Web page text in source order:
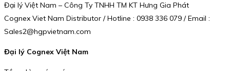
Đại lý Việt Nam – Công Ty TNHH TM KT Hưng Gia Phát
Cognex Viet Nam Distributor / Hotline : 0938 336 079 / Email :
Sales2@hgpvietnam.com
Đại lý Cognex Việt Nam